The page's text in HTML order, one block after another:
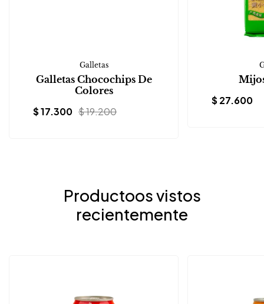
Galletas
Galletas Chocochips De
Colores
$19.200
$17.300
$27.600
Productoos vistos
recientemente